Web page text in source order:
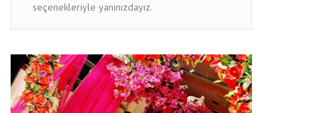
seçenekleriyle yanınızdayız.